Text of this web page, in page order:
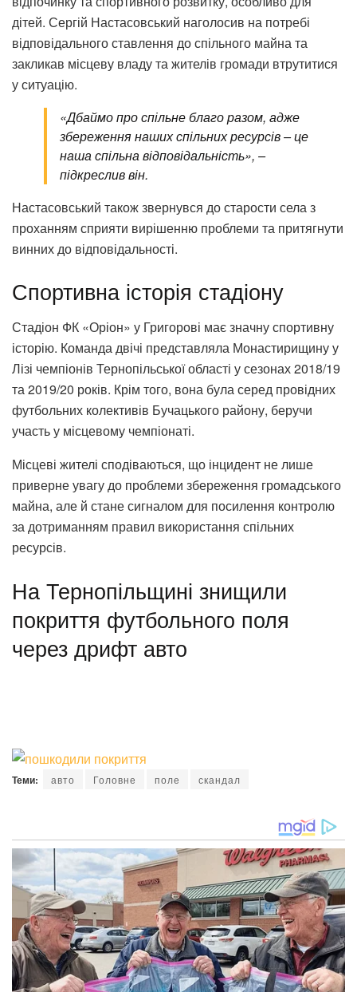
дітей. Сергій Настасовський наголосив на потребі
відповідального ставлення до спільного майна та
закликав місцеву владу та жителів громади втрутитися
у ситуацію.
«Дбаймо про спільне благо разом, адже
збереження наших спільних ресурсів – це
наша спільна відповідальність», –
підкреслив він.
Настасовський також звернувся до старости села з
проханням сприяти вирішенню проблеми та притягнути
винних до відповідальності.
Спортивна історія стадіону
Стадіон ФК «Оріон» у Григорові має значну спортивну
історію. Команда двічі представляла Монастирищину у
Лізі чемпіонів Тернопільської області у сезонах 2018/19
та 2019/20 років. Крім того, вона була серед провідних
футбольних колективів Бучацького району, беручи
участь у місцевому чемпіонаті.
Місцеві жителі сподіваються, що інцидент не лише
приверне увагу до проблеми збереження громадського
майна, але й стане сигналом для посилення контролю
за дотриманням правил використання спільних
ресурсів.
На Тернопільщині знищили
покриття футбольного поля
через дрифт авто
Теми: авто Головне поле скандал